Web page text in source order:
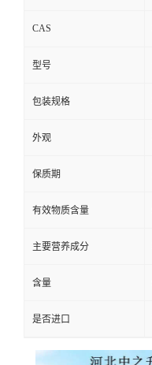
CAS
型号
包装规格
外观
保质期
有效物质含量
主要营养成分
含量
是否进口